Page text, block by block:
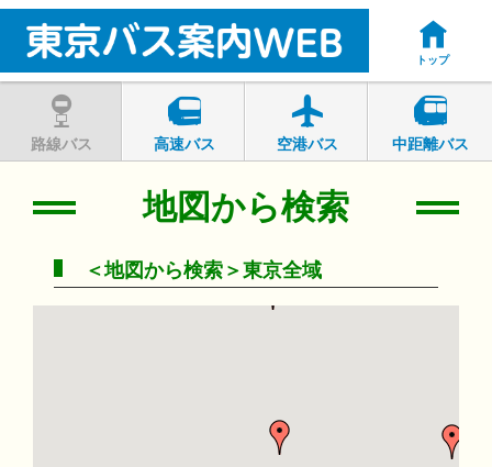
トップ
路線バス 高速バス 空港バス 中距離バス
地図から検索
＜地図から検索＞東京全域